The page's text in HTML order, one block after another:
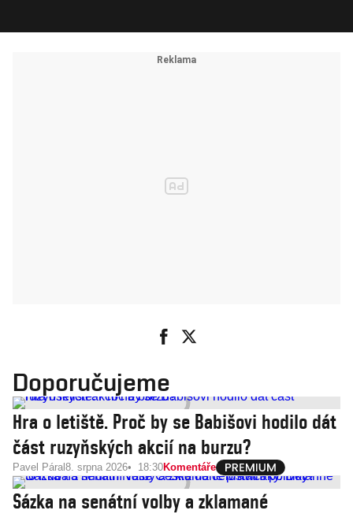
Doporučujeme
Hra o letiště. Proč by se Babišovi hodilo dát
část ruzyňských akcií na burzu?
Pavel Páral 8. srpna 2026 18:30Komentáře
Sázka na senátní volby a zklamané